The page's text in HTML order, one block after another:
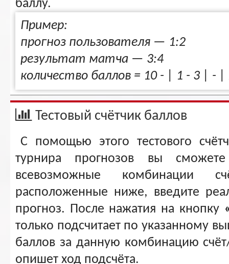
баллу.
Пример:
прогноз пользователя — 1:2
результат матча — 3:4
количество баллов = 10 - | 1 - 3 | - |
Тестовый счётчик баллов
С помощью этого тестового
турнира прогнозов вы
всевозможные комбинации
расположенные ниже, введите
прогноз. После нажатия на кнопку
только подсчитает по указанному
баллов за данную комбинацию
опишет ход подсчёта.